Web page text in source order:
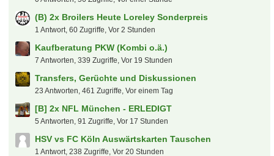
Dschorgo 8. August 2026 um 09:39
Oasis Tour
Cody Rhodes 8. August 2026 um 09:16
Die Toten Hosen on Tour
W0ll3 8. August 2026 um 08:42
Maxefred: Bangkok und Thailand
sugar 8. August 2026 um 07:59
Dynamo Dresden
themonument 8. August 2026 um 07:35
(S) 4x Eishockey WM 2027 Gelsenkirchen Stehplatz